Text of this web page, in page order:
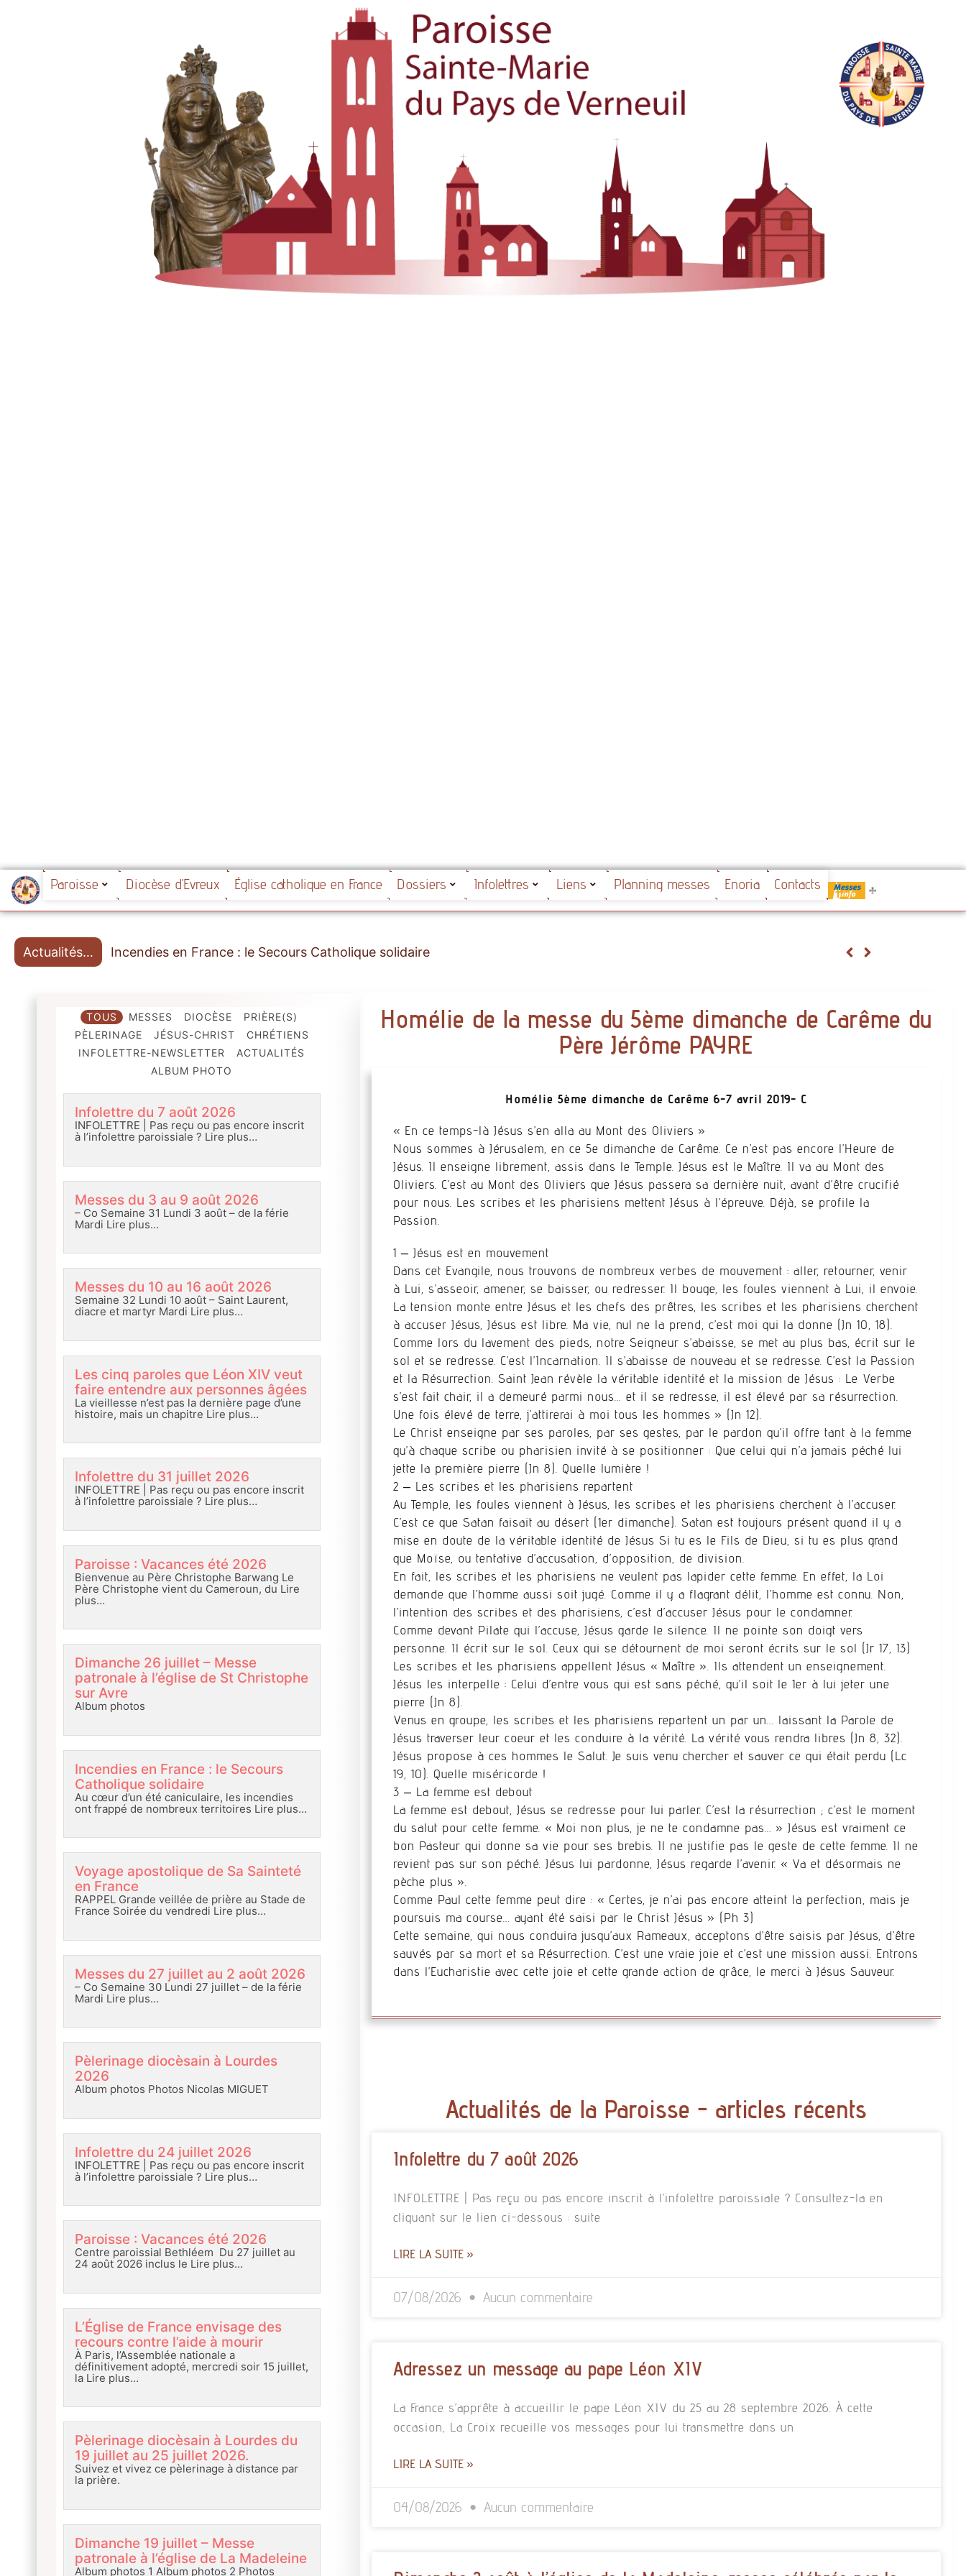
Paroisse Diocèse d’Evreux Église catholique en France Dossiers Infolettres Liens Planning messes Enoria Contacts Messes
Actualités… Incendies en France : le Secours Catholique solidaire
TOUS MESSES DIOCÈSE
PRIÈRE(S)
PÈLERINAGE
JÉSUS-CHRIST
CHRÉTIENS
INFOLETTRE-NEWSLETTER
ACTUALITÉS
ALBUM PHOTO
Infolettre du 7 août 2026
INFOLETTRE | Pas reçu ou pas encore inscrit
à l’infolettre paroissiale ? Lire plus…
Messes du 3 au 9 août 2026
– Co Semaine 31 Lundi 3 août – de la férie
Mardi Lire plus…
Messes du 10 au 16 août 2026
Semaine 32 Lundi 10 août – Saint Laurent,
diacre et martyr Mardi Lire plus…
Les cinq paroles que Léon XIV veut
faire entendre aux personnes âgées
La vieillesse n’est pas la dernière page d’une
histoire, mais un chapitre Lire plus…
Infolettre du 31 juillet 2026
INFOLETTRE | Pas reçu ou pas encore inscrit
à l’infolettre paroissiale ? Lire plus…
Paroisse : Vacances été 2026
Bienvenue au Père Christophe Barwang Le
Père Christophe vient du Cameroun, du Lire
plus…
Dimanche 26 juillet – Messe
patronale à l’église de St Christophe
sur Avre
Album photos
Incendies en France : le Secours
Catholique solidaire
Au cœur d’un été caniculaire, les incendies
ont frappé de nombreux territoires Lire plus…
Voyage apostolique de Sa Sainteté
en France
RAPPEL Grande veillée de prière au Stade de
France Soirée du vendredi Lire plus…
Messes du 27 juillet au 2 août 2026
– Co Semaine 30 Lundi 27 juillet – de la férie
Mardi Lire plus…
Pèlerinage diocèsain à Lourdes
2026
Album photos Photos Nicolas MIGUET
Infolettre du 24 juillet 2026
INFOLETTRE | Pas reçu ou pas encore inscrit
à l’infolettre paroissiale ? Lire plus…
Paroisse : Vacances été 2026
Centre paroissial Bethléem Du 27 juillet au
24 août 2026 inclus le Lire plus…
L’Église de France envisage des
recours contre l’aide à mourir
À Paris, l’Assemblée nationale a
définitivement adopté, mercredi soir 15 juillet,
la Lire plus…
Pèlerinage diocèsain à Lourdes du
19 juillet au 25 juillet 2026.
Suivez et vivez ce pèlerinage à distance par
la prière.
Dimanche 19 juillet – Messe
patronale à l’église de La Madeleine
Album photos 1 Album photos 2 Photos
Homélie de la messe du 5ème dimanche de Carême du
Père Jérôme PAYRE
Homélie 5ème dimanche de Carême 6-7 avril 2019- C
« En ce temps-là Jésus s’en alla au Mont des Oliviers »
Nous sommes à Jérusalem, en ce 5e dimanche de Carême. Ce n’est pas encore l’Heure de
Jésus. Il enseigne librement, assis dans le Temple. Jésus est le Maître. Il va au Mont des
Oliviers. C’est au Mont des Oliviers que Jésus passera sa dernière nuit, avant d’être crucifié
pour nous. Les scribes et les pharisiens mettent Jésus à l’épreuve. Déjà, se profile la
Passion.
1 – Jésus est en mouvement
Dans cet Evangile, nous trouvons de nombreux verbes de mouvement : aller, retourner, venir
à Lui, s’asseoir, amener, se baisser, ou redresser. Il bouge, les foules viennent à Lui, il envoie.
La tension monte entre Jésus et les chefs des prêtres, les scribes et les pharisiens cherchent
à accuser Jésus, Jésus est libre. Ma vie, nul ne la prend, c’est moi qui la donne (Jn 10, 18).
Comme lors du lavement des pieds, notre Seigneur s’abaisse, se met au plus bas, écrit sur le
sol et se redresse. C’est l’Incarnation. Il s’abaisse de nouveau et se redresse. C’est la Passion
et la Résurrection. Saint Jean révèle la véritable identité et la mission de Jésus : Le Verbe
s’est fait chair, il a demeuré parmi nous… et il se redresse, il est élevé par sa résurrection.
Une fois élevé de terre, j’attirerai à moi tous les hommes » (Jn 12).
Le Christ enseigne par ses paroles, par ses gestes, par le pardon qu’il offre tant à la femme
qu’à chaque scribe ou pharisien invité à se positionner : Que celui qui n’a jamais péché lui
jette la première pierre (Jn 8). Quelle lumière !
2 – Les scribes et les pharisiens repartent
Au Temple, les foules viennent à Jésus, les scribes et les pharisiens cherchent à l’accuser.
C’est ce que Satan faisait au désert (1er dimanche). Satan est toujours présent quand il y a
mise en doute de la véritable identité de Jésus Si tu es le Fils de Dieu, si tu es plus grand
que Moïse, ou tentative d’accusation, d’opposition, de division.
En fait, les scribes et les pharisiens ne veulent pas lapider cette femme. En effet, la Loi
demande que l’homme aussi soit jugé. Comme il y a flagrant délit, l’homme est connu. Non,
l’intention des scribes et des pharisiens, c’est d’accuser Jésus pour le condamner.
Comme devant Pilate qui l’accuse, Jésus garde le silence. Il ne pointe son doigt vers
personne. Il écrit sur le sol. Ceux qui se détournent de moi seront écrits sur le sol (Jr 17, 13)
Les scribes et les pharisiens appellent Jésus « Maître ». Ils attendent un enseignement.
Jésus les interpelle : Celui d’entre vous qui est sans péché, qu’il soit le 1er à lui jeter une
pierre (Jn 8).
Venus en groupe, les scribes et les pharisiens repartent un par un… laissant la Parole de
Jésus traverser leur coeur et les conduire à la vérité. La vérité vous rendra libres (Jn 8, 32).
Jésus propose à ces hommes le Salut. Je suis venu chercher et sauver ce qui était perdu (Lc
19, 10). Quelle miséricorde !
3 – La femme est debout
La femme est debout, Jésus se redresse pour lui parler. C’est la résurrection ; c’est le moment
du salut pour cette femme. « Moi non plus, je ne te condamne pas… » Jésus est vraiment ce
bon Pasteur qui donne sa vie pour ses brebis. Il ne justifie pas le geste de cette femme. Il ne
revient pas sur son péché. Jésus lui pardonne, Jésus regarde l’avenir. « Va et désormais ne
pèche plus ».
Comme Paul cette femme peut dire : « Certes, je n’ai pas encore atteint la perfection, mais je
poursuis ma course… ayant été saisi par le Christ Jésus » (Ph 3)
Cette semaine, qui nous conduira jusqu’aux Rameaux, acceptons d’être saisis par Jésus, d’être
sauvés par sa mort et sa Résurrection. C’est une vraie joie et c’est une mission aussi. Entrons
dans l’Eucharistie avec cette joie et cette grande action de grâce, le merci à Jésus Sauveur.
Actualités de la Paroisse - articles récents
Infolettre du 7 août 2026
INFOLETTRE | Pas reçu ou pas encore inscrit à l’infolettre paroissiale ? Consultez-la en
cliquant sur le lien ci-dessous : suite
LIRE LA SUITE »
07/08/2026 Aucun commentaire
Adressez un message au pape Léon XIV
La France s’apprête à accueillir le pape Léon XIV du 25 au 28 septembre 2026. À cette
occasion, La Croix recueille vos messages pour lui transmettre dans un
LIRE LA SUITE »
04/08/2026 Aucun commentaire